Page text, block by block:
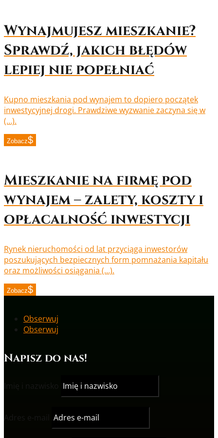
Wynajmujesz mieszkanie?
Sprawdź, jakich błędów
lepiej nie popełniać
Kupno mieszkania pod wynajem to dopiero początek
inwestycyjnej drogi. Prawdziwe wyzwanie zaczyna się w
(…).
Zobacz
Mieszkanie na firmę pod
wynajem – zalety, koszty i
opłacalność inwestycji
Rynek nieruchomości od lat przyciąga inwestorów
poszukujących bezpiecznych form pomnażania kapitału
oraz możliwości osiągania (…).
Zobacz
Obserwuj
Obserwuj
Napisz do nas!
Imię i nazwisko
Adres e-mail